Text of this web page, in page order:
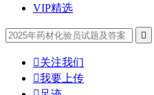
VIP精选

关注我们
我要上传